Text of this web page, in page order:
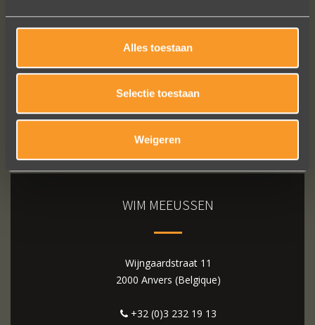
Alles toestaan
Selectie toestaan
Weigeren
WIM MEEUSSEN
Wijngaardstraat 11
2000 Anvers (Belgique)
+32 (0)3 232 19 13